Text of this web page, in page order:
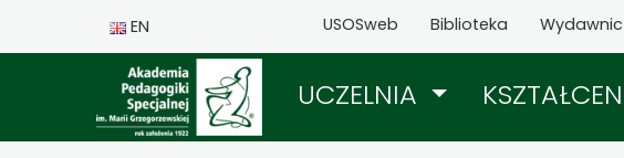
EN USOSweb Biblioteka
UCZELNIA